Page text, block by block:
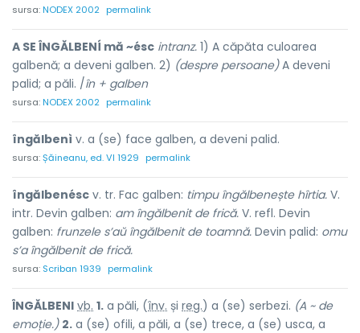
sursa:NODEX 2002 permalink
A SE ÎNGĂLBENÍ mă ~ésc intranz. 1) A căpăta culoarea
galbenă; a deveni galben. 2) (despre persoane)A deveni
palid; a păli. /în + galben
sursa:NODEX 2002 permalink
îngălbenì v. a (se) face galben, a deveni palid.
sursa:Șăineanu, ed. VI 1929 permalink
îngălbenésc v. tr. Fac galben: timpu îngălbenește hîrtia. V.
intr. Devin galben: am îngălbenit de frică. V. refl. Devin
galben: frunzele s’aŭ îngălbenit de toamnă. Devin palid: omu
s’a îngălbenit de frică.
sursa: Scriban 1939 permalink
ÎNGĂLBENI vb. 1. a păli, (înv. și reg.) a (se) serbezi. (A ~ de
emoție.) 2. a (se) ofili, a păli, a (se) trece, a (se) usca, a